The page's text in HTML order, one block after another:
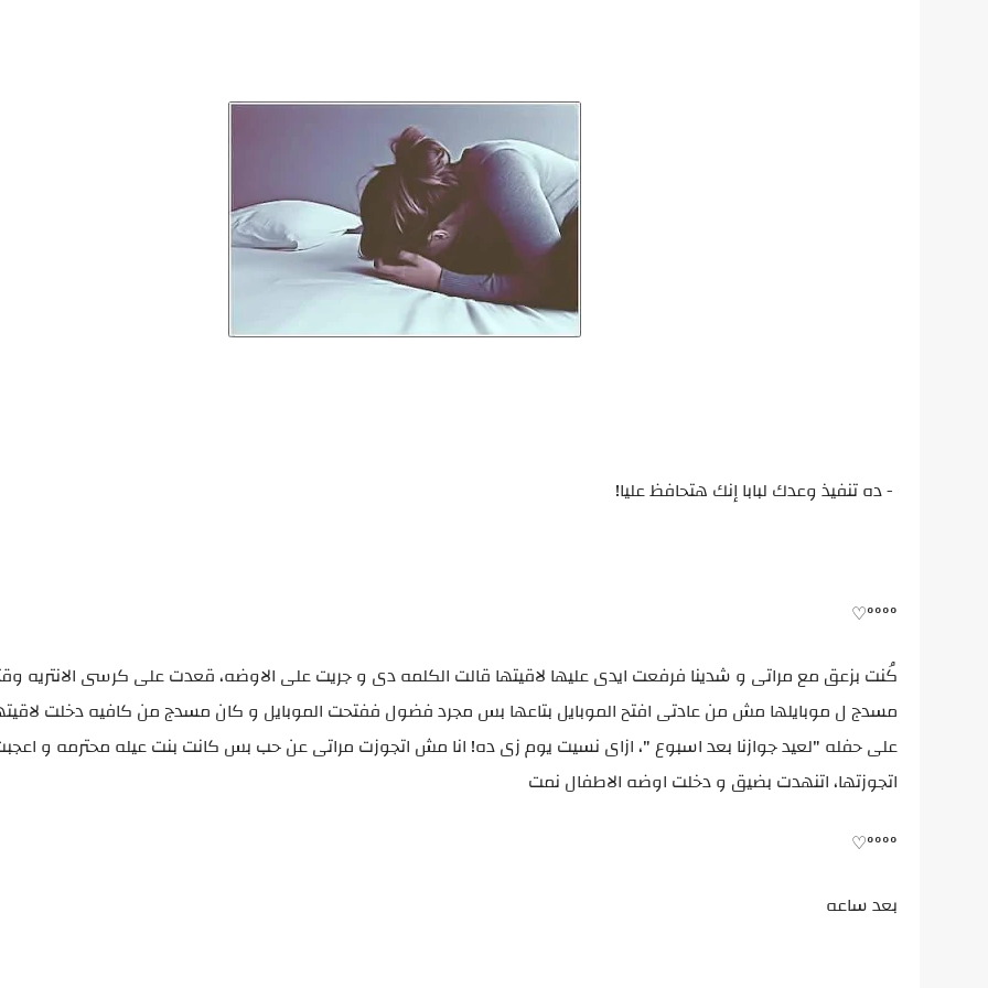
- ده تنفيذ وعدك لبابا إنك هتحافظ عليا!
°°°°♡
كُنت بزعق مع مراتى و شدينا فرفعت ايدى عليها لاقيتها قالت الكلمه دى و جريت على الاوضه، قعدت على كرسى الانتريه
مسدج ل موبايلها مش من عادتى افتح الموبايل بتاعها بس مجرد فضول ففتحت الموبايل و كان مسدج من كافيه دخلت
على حفله "لعيد جوازنا بعد اسبوع "، ازاى نسيت يوم زى ده! انا مش اتجوزت مراتى عن حب بس كانت بنت عيله محترمه و
اتجوزتها، اتنهدت بضيق و دخلت اوضه الاطفال نمت
°°°°♡
بعد ساعه